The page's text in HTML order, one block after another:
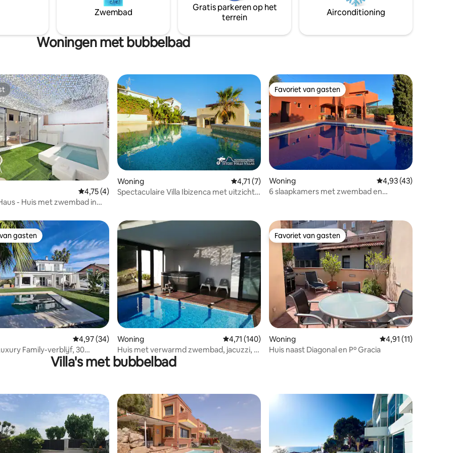
fincas viniccolas jachthavens, Barcelona
Badalona, Masnou enz.
Zwembad
Gratis parkeren op het
terrein
Airconditioning
Woningen met bubbelbad
van 4,52 op 5, 25 recensiesGemiddelde beoordeling van 4,75 op 5, 4 recensies
4,75 (4)
- Huis met zwembad in
Woning Gemiddelde beoordeling van 4,71 op 5, 7 recensies
4,71 (7)
Spectaculaire Villa Ibizenca met uitzicht
Favoriet van gasten
Favoriet van gasten
Woning Gemiddelde
4,93 (43)
6 slaapkamers met zwembad en
van 4,91 op 5, 34 recensies
gasten
gasten
Gemiddelde beoordeling van 4,97 op 5, 34 recensies
4,97 (34)
Family-verblijf, 30
Woning Gemiddelde beoordeling van 4,71 op 5, 140 recensies
4,71 (140)
Huis met verwarmd zwembad, jacuzzi, 15
min Barcelona
Favoriet van gasten
Favoriet van gasten
Woning Gemiddelde
4,91 (11)
Huis naast Diagonal en Pº Gracia
Villa's met bubbelbad